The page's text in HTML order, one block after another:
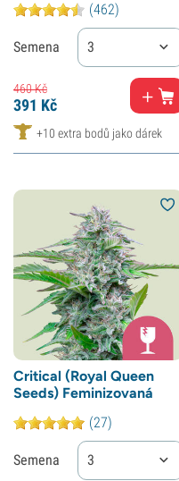
(462)
Semena 3
460Kč
391 Kč
+10 extra bodů jako dárek
Critical (Royal Queen
Seeds) Feminizovaná
(27)
Semena 3